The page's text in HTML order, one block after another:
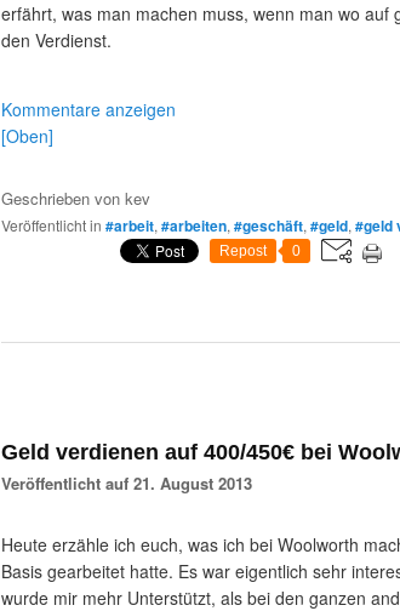
erfährt, was man machen muss, wenn man wo auf
den Verdienst.
Kommentare anzeigen
[Oben]
Geschrieben von kev
Veröffentlicht in #arbeit, #arbeiten, #geschäft, #geld, #geld
Repost 0
Geld verdienen auf 400/450€ bei
Veröffentlicht auf 21. August 2013
Heute erzähle ich euch, was ich bei Woolworth
Basis gearbeitet hatte. Es war eigentlich sehr
wurde mir mehr Unterstützt, als bei den ganzen